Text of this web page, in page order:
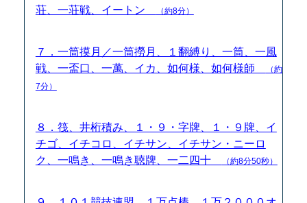
荘、一荘戦、イートン
（約8分）
７．一筒摸月／一筒撈月、１翻縛り、一筒、一風
戦、一盃口、一萬、イカ、如何様、如何様師
（約
7分）
８．筏、井桁積み、１・９・字牌、１・９牌、イ
チゴ、イチコロ、イチサン、イチサン・ニーロ
ク、一鳴き、一鳴き聴牌、一二四十
（約8分50秒）